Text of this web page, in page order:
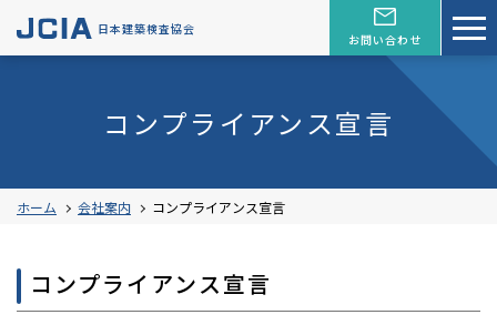
日本建築検査協会
お問い合わせ
コンプライアンス宣言
ホーム 会社案内 コンプライアンス宣言
コンプライアンス宣言